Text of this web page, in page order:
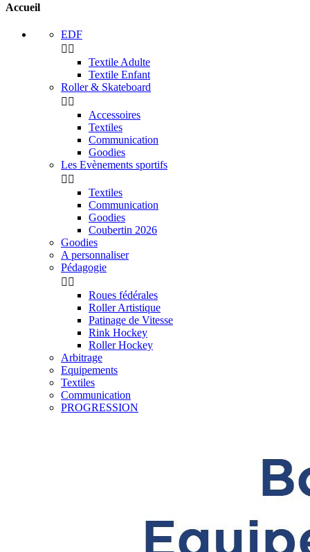
Accueil
EDF
 
Textile Adulte
Textile Enfant
Roller & Skateboard
 
Accessoires
Textiles
Communication
Goodies
Les Evènements sportifs
 
Textiles
Communication
Goodies
Coubertin 2026
Goodies
A personnaliser
Pédagogie
 
Roues fédérales
Roller Artistique
Patinage de Vitesse
Rink Hockey
Roller Hockey
Arbitrage
Equipements
Textiles
Communication
PROGRESSION